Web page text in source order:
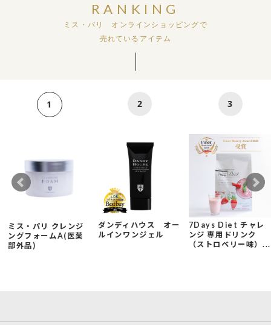
RANKING
ミス・パリ オンラインショッピングで
売れているアイテム
1
ミス・パリ クレンジ
ングフォームA(医薬
部外品)
2
ダンディハウス オー
ルインワンジェル
3
7Days Diet チャレ
ンジ 専用ドリンク
（ストロベリー味）...